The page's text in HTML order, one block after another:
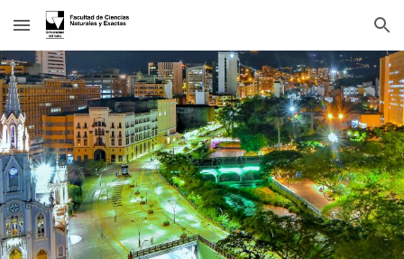
Skip to main content Skip to navigation